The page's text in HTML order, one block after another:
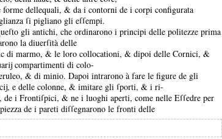
forme dellequali, & da i contorni de i corpi configurata
ſi pigliano gli eſſempi.
gli antichi, che ordinarono i principi delle politezze prima
la diuerſità delle
di marmo, & le loro collocationi, & dipoi delle Cornici, &
compartimenti di colo-
& di minio. Dapoi intrarono à fare le figure de gli
e delle colonne, & imitare gli ſporti, & i ri-
de i Frontiſpici, & ne i luoghi aperti, come nelle Eſſedre per
de i pareti diſſegnarono le fronti delle